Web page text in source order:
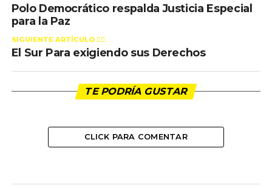
Polo Democrático respalda Justicia Especial
para la Paz
SIGUIENTE ARTÍCULO 👈🏻
El Sur Para exigiendo sus Derechos
TE PODRÍA GUSTAR
CLICK PARA COMENTAR